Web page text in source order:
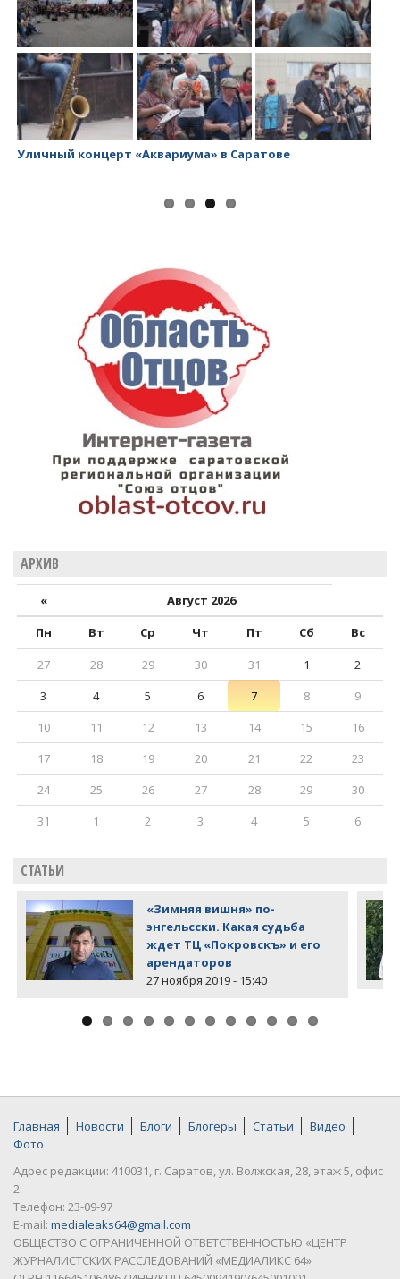
Уличный концерт «Аквариума» в Саратове
АРХИВ
«
Август 2026
Пн
Вт Ср Чт Пт Сб
Вс
27
28 29 30 31 1
2
3
4 5 6 7 8
9
10
11 12 13 14 15
16
17
18 19 20 21 22
23
24
25 26 27 28 29
30
31
1 2 3 4 5 6
СТАТЬИ
«Зимняя вишня» по-
энгельсски. Какая судьба
ждет ТЦ «Покровскъ» и его
арендаторов
27 ноября 2019 - 15:40
Главная Новости Блоги Блогеры Статьи
Видео
Фото
Адрес редакции: 410031, г. Саратов, ул. Волжская, 28, этаж 5, офис
2.
Телефон: 23-09-97
E-mail: medialeaks64@gmail.com
ОБЩЕСТВО С ОГРАНИЧЕННОЙ ОТВЕТСТВЕННОСТЬЮ «ЦЕНТР
ЖУРНАЛИСТСКИХ РАССЛЕДОВАНИЙ «МЕДИАЛИКС 64»